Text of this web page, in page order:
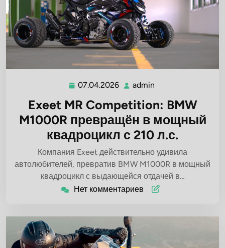
07.04.2026 07.04.2026
admin
Exeet MR Competition: BMW
M1000R превращён в мощный
квадроцикл с 210 л.с.
Компания Exeet действительно удивила
автолюбителей, превратив BMW M1000R в мощный
квадроцикл с выдающейся отдачей в…
Нет комментариев